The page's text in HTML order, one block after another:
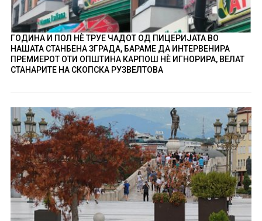
ГОДИНА И ПОЛ НÈ ТРУЕ ЧАДОТ ОД ПИЦЕРИЈАТА ВО
НАШАТА СТАНБЕНА ЗГРАДА, БАРАМЕ ДА ИНТЕРВЕНИРА
ПРЕМИЕРОТ ОТИ ОПШТИНА КАРПОШ НÈ ИГНОРИРА, ВЕЛАТ
СТАНАРИТЕ НА СКОПСКА РУЗВЕЛТОВА